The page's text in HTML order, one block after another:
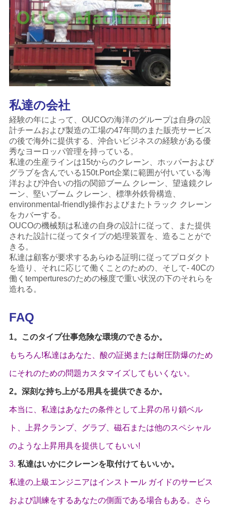
リ
シ
ー
私達の会社
経験の年によって、OUCOの海洋のグループは自身の設
計チームおよび製造の工場の47年間のまた販売サービス
の後で海外に提供する、沖合いビジネスの経験がある優
秀なヨーロッパ管理を持っている。
私達の生産ラインは15tからのクレーン、ホッパーおよび
グラブを含んでいる150t.Port企業に範囲が付いている海
洋および沖合いの指の関節ブーム クレーン、望遠鏡クレ
ーン、堅いブーム クレーン、標準外鉄骨構造、
environmental-friendly操作およびまたトラック クレーン
をカバーする。
OUCOの機械類は私達の自身の設計に従って、また提供
された設計に従ってタイプの処理装置を、造ることがで
きる。
私達は顧客が要求するあらゆる証明に従ってプロダクト
を造り、それに応じて働くことのための、そして- 40Cの
働くtemperturesのための極度で重い状況の下のそれらを
造れる。
FAQ
1。このタイプ仕事危険な環境のできるか。
もちろん!私達はあなた、酸の証拠または耐圧防爆のため
にそれのための問題カスタマイズしてもいくない。
2。深刻な持ち上がる用具を提供できるか。
本当に、私達はあなたの条件として上昇の吊り鎖ベル
ト、上昇クランプ、グラブ、磁石または他のスペシャル
のような上昇用具を提供してもいい!
3. 私達はいかにクレーンを取付けてもいいか。
私達の上級エンジニアはインストール ガイドのサービス
および訓練をするあなたの側面である場合もある。さら